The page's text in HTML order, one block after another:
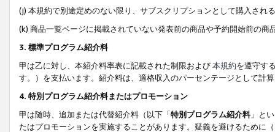
(j) 本規約で別途定めのない限り、サブスクリプションとして購入され
(k) 商品一覧ページに掲載されていない発表前の商品や予約開始前の商
3. 標準プログラム紹介料
甲は乙に対し、本紹介料率表に記載された制限および本規約を遵守す
す。）を支払います。紹介料は、適格収入のパーセンテージとして計
4. 特別プログラム紹介料またはプロモーション
甲は随時、追加または代替紹介料（以下「特別プログラム紹介料」と
たはプロモーションを実施することがあります。疑義を避けるために